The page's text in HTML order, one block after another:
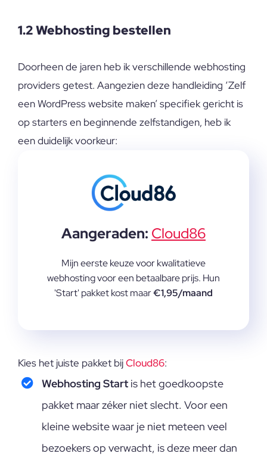
1.2 Webhosting bestellen
Doorheen de jaren heb ik verschillende webhosting
providers getest. Aangezien deze handleiding ‘Zelf
een WordPress website maken’ specifiek gericht is
op starters en beginnende zelfstandigen, heb ik
een duidelijk voorkeur:
Aangeraden: Cloud86
Mijn eerste keuze voor kwalitatieve
webhosting voor een betaalbare prijs. Hun
'Start' pakket kost maar€1,95/maand
Kies het juiste pakket bijCloud86:
Webhosting Start is het goedkoopste
pakket maar zéker niet slecht. Voor een
kleine website waar je niet meteen veel
bezoekers op verwacht, is deze meer dan